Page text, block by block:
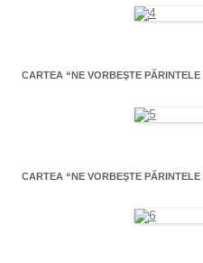
CARTEA “NE VORBEŞTE
CARTEA “NE VORBEŞTE